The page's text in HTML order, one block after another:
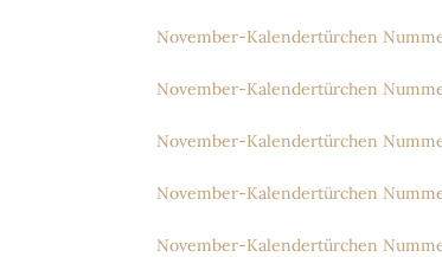
November-Kalendertürchen
November-Kalendertürchen
November-Kalendertürchen
November-Kalendertürchen
November-Kalendertürchen